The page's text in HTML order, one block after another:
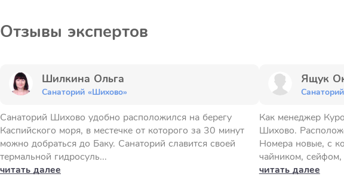
Отзывы экспертов
Шилкина Ольга
Санаторий «Шихово»
Санаторий Шихово удобно расположился на берегу
Каспийского моря, в местечке от которого за 30 минут
можно добраться до Баку. Санаторий славится своей
термальной гидросуль...
читать далее
Ящук
Как менеджер
Шихово.
Номера новые, с
чайником, сейфом,
читать далее